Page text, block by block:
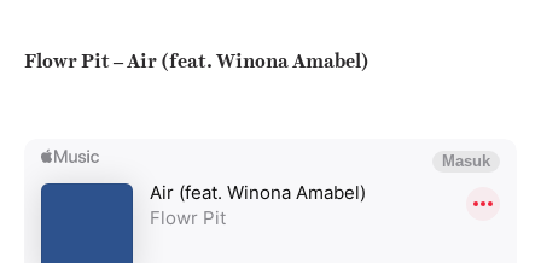
Flowr Pit – Air (feat. Winona Amabel)